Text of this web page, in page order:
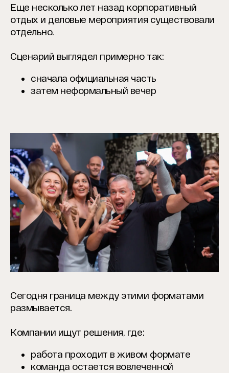
Еще несколько лет назад корпоративный
отдых и деловые мероприятия существовали
отдельно.
Сценарий выглядел примерно так:
сначала официальная часть
затем неформальный вечер
Сегодня граница между этими форматами
размывается.
Компании ищут решения, где:
работа проходит в живом формате
команда остается вовлеченной